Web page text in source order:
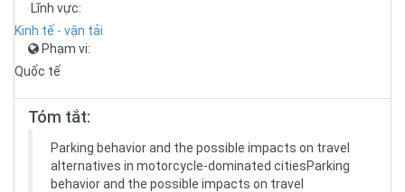
Lĩnh vực:
Kinh tế - vận tải
Phạm vi:
Quốc tế
Tóm tắt:
Parking behavior and the possible impacts on travel
alternatives in motorcycle-dominated citiesParking
behavior and the possible impacts on travel